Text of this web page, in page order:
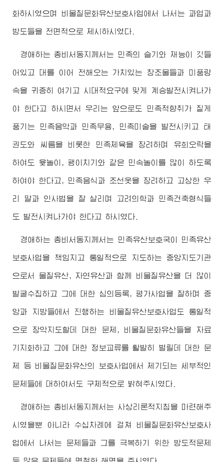
화하시였으며 비물질문화유산보호사업에서 나서는 과업과
방도들을 전면적으로 제시하시였다.
경애하는 총비서동지께서는 민족의 슬기와 재능이 깃들
어있고 대를 이어 전해오는 가치있는 창조물들과 미풍량
속을 귀중히 여기고 시대적요구에 맞게 계승발전시켜나가
야 한다고 하시면서 우리는 앞으로도 민족적향취가 짙게
풍기는 민족음악과 민족무용, 민족미술을 발전시키고 태
권도와 씨름을 비롯한 민족체육을 장려하며 유희오락을
하여도 윷놀이, 팽이치기와 같은 민속놀이를 많이 하도록
하여야 한다고, 민족음식과 조선옷을 장려하고 고상한 우
리 말과 인사법을 잘 살리며 고려의학과 민족건축형식들
도 발전시켜나가야 한다고 하시였다.
경애하는 총비서동지께서는 민족유산보호국이 민족유산
보호사업을 책임지고 통일적으로 지도하는 중앙지도기관
으로서 물질유산, 자연유산과 함께 비물질유산을 더 많이
발굴수집하고 그에 대한 심의등록, 평가사업을 잘하며 중
앙과 지방들에서 진행하는 비물질유산보호사업도 통일적
으로 장악지도할데 대한 문제, 비물질문화유산들을 자료
기지화하고 그에 대한 정보교류를 활발히 벌릴데 대한 문
제 등 비물질문화유산의 보호사업에서 제기되는 세부적인
문제들에 대하여서도 구체적으로 밝혀주시였다.
경애하는 총비서동지께서는 사상리론적지침을 마련해주
시였을뿐 아니라 수십차례에 걸쳐 비물질문화유산보호사
업에서 나서는 문제들과 그를 극복하기 위한 방도적문제